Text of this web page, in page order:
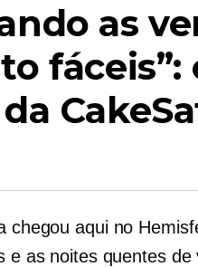
as
fáceis”:
chegou aqui no
e as noites quentes